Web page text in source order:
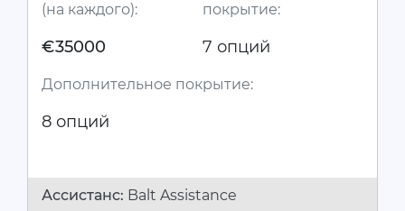
(на каждого):
€35000
покрытие:
7 опций
Дополнительное покрытие:
8 опций
Ассистанc: Balt Assistance